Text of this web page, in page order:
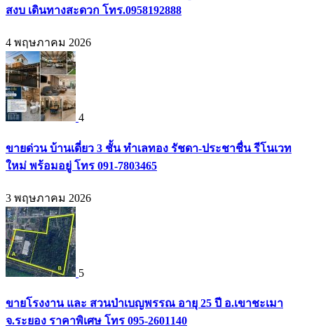
สงบ เดินทางสะดวก โทร.0958192888
4 พฤษภาคม 2026
4
ขายด่วน บ้านเดี่ยว 3 ชั้น ทำเลทอง รัชดา-ประชาชื่น รีโนเวท
ใหม่ พร้อมอยู่ โทร 091-7803465
3 พฤษภาคม 2026
5
ขายโรงงาน และ สวนป่าเบญพรรณ อายุ 25 ปี อ.เขาชะเมา
จ.ระยอง ราคาพิเศษ โทร 095-2601140